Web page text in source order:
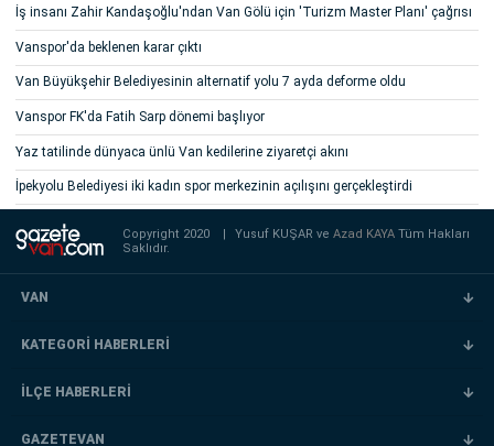
İş insanı Zahir Kandaşoğlu'ndan Van Gölü için 'Turizm Master Planı' çağrısı
Vanspor'da beklenen karar çıktı
Van Büyükşehir Belediyesinin alternatif yolu 7 ayda deforme oldu
Vanspor FK'da Fatih Sarp dönemi başlıyor
Yaz tatilinde dünyaca ünlü Van kedilerine ziyaretçi akını
İpekyolu Belediyesi iki kadın spor merkezinin açılışını gerçekleştirdi
Copyright 2020 | Yusuf KUŞAR veAzad KAYATüm Hakları
Saklıdır.
VAN
KATEGORİ HABERLERİ
İLÇE HABERLERİ
GAZETEVAN